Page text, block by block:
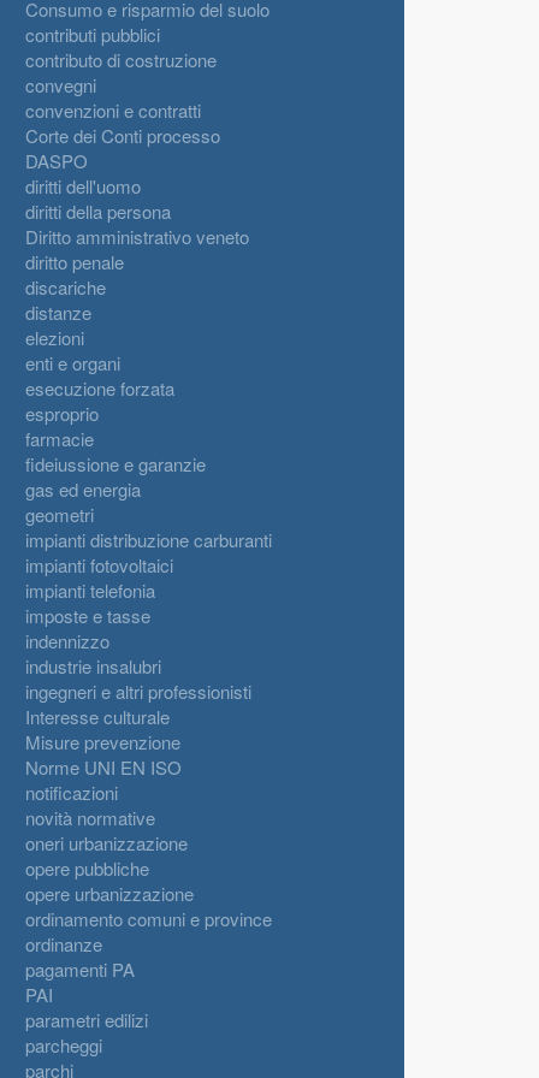
Consumo e risparmio del suolo
contributi pubblici
contributo di costruzione
convegni
convenzioni e contratti
Corte dei Conti processo
DASPO
diritti dell'uomo
diritti della persona
Diritto amministrativo veneto
diritto penale
discariche
distanze
elezioni
enti e organi
esecuzione forzata
esproprio
farmacie
fideiussione e garanzie
gas ed energia
geometri
impianti distribuzione carburanti
impianti fotovoltaici
impianti telefonia
imposte e tasse
indennizzo
industrie insalubri
ingegneri e altri professionisti
Interesse culturale
Misure prevenzione
Norme UNI EN ISO
notificazioni
novità normative
oneri urbanizzazione
opere pubbliche
opere urbanizzazione
ordinamento comuni e province
ordinanze
pagamenti PA
PAI
parametri edilizi
parcheggi
parchi